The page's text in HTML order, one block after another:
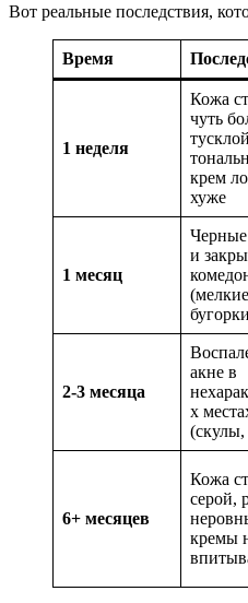
Вот реальные последствия,
Время
1 неделя
Кожа
чуть
крем
хуже
1 месяц
и
(мелкие
2-3 месяца
акне в
х
6+ месяцев
Кожа
серой,
кремы